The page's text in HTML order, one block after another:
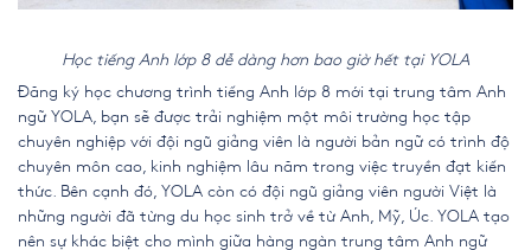
Học tiếng Anh lớp 8 dễ dàng hơn bao giờ hết tại YOLA
Đăng ký học chương trình tiếng Anh lớp 8 mới tại trung tâm Anh
ngữ YOLA, bạn sẽ được trải nghiệm một môi trường học tập
chuyên nghiệp với đội ngũ giảng viên là người bản ngữ có trình độ
chuyên môn cao, kinh nghiệm lâu năm trong việc truyền đạt kiến
thức. Bên cạnh đó, YOLA còn có đội ngũ giảng viên người Việt là
những người đã từng du học sinh trở về từ Anh, Mỹ, Úc. YOLA tạo
nên sự khác biệt cho mình giữa hàng ngàn trung tâm Anh ngữ